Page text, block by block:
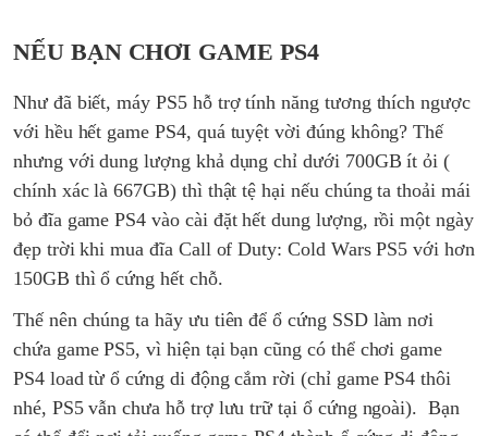
NẾU BẠN CHƠI GAME PS4
Như đã biết, máy PS5 hỗ trợ tính năng tương thích ngược
với hều hết game PS4, quá tuyệt vời đúng không? Thế
nhưng với dung lượng khả dụng chỉ dưới 700GB ít ỏi (
chính xác là 667GB) thì thật tệ hại nếu chúng ta thoải mái
bỏ đĩa game PS4 vào cài đặt hết dung lượng, rồi một ngày
đẹp trời khi mua đĩa Call of Duty: Cold Wars PS5 với hơn
150GB thì ổ cứng hết chỗ.
Thế nên chúng ta hãy ưu tiên để ổ cứng SSD làm nơi
chứa game PS5, vì hiện tại bạn cũng có thể chơi game
PS4 load từ ổ cứng di động cắm rời (chỉ game PS4 thôi
nhé, PS5 vẫn chưa hỗ trợ lưu trữ tại ổ cứng ngoài). Bạn